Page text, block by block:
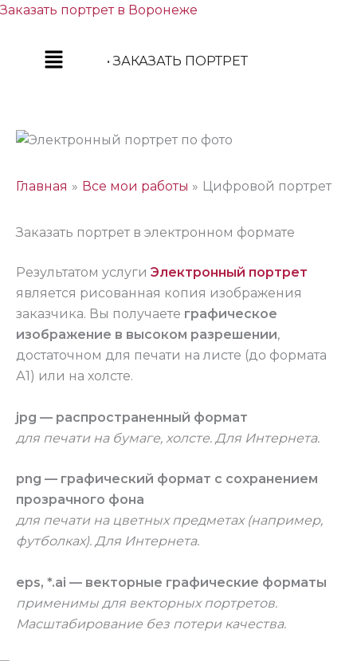
Перейти
содержимому
Заказать портрет в Воронеже
• ЗАКАЗАТЬ ПОРТРЕТ
Главная Все мои работы Цифровой портрет
Заказать портрет в электронном формате
Результатом услуги Электронный портрет
является рисованная копия изображения
заказчика. Вы получаете графическое
изображение в высоком разрешении,
достаточном для печати на листе (до формата
А1) или на холсте.
jpg — распространенный формат
для печати на бумаге, холсте. Для Интернета.
png — графический формат с сохранением
прозрачного фона
для печати на цветных предметах (например,
футболках). Для Интернета.
eps, *.ai — векторные графические форматы
применимы для векторных портретов.
Масштабирование без потери качества.